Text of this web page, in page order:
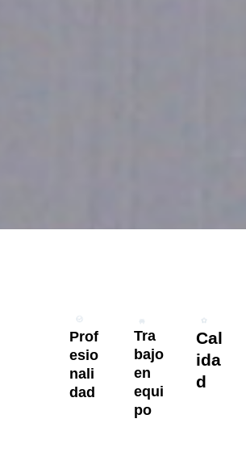
Prof
esio
nali
dad
Tra
bajo
en
equi
po
Cal
ida
d